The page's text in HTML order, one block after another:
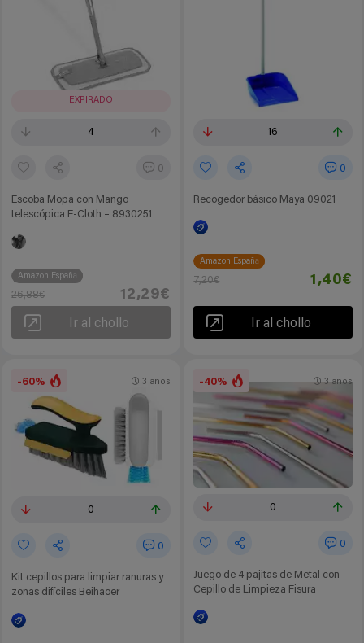
EXPIRADO
4
0
Escoba Mopa con Mango
telescópica E-Cloth – 8930251
Amazon España
26,88€ 12,29€
Ir al chollo
16
0
Recogedor básico Maya 09021
Amazon España
7,20€ 1,40€
Ir al chollo
-60%
0
0
Kit cepillos para limpiar ranuras y
zonas difíciles Beihaoer
3 años -40%
0
0
Juego de 4 pajitas de Metal con
Cepillo de Limpieza Fisura
3 años